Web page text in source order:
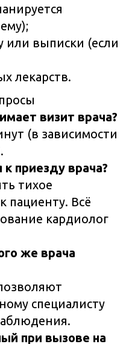
или выписки (если
лекарств.
визит врача?
(в зависимости
приезду врача?
тихое
пациенту. Всё
кардиолог
же врача
специалисту
при вызове на